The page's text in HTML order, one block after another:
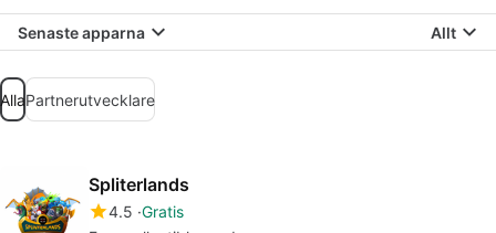
Senaste apparna Allt
AllaPartnerutvecklare
Spliterlands
4.5 Gratis